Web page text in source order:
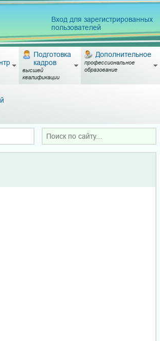
Вход для зарегистрированных
пользователей
Подготовка
кадров
высшей
квалификации
Дополнительное
профессиональное
образование